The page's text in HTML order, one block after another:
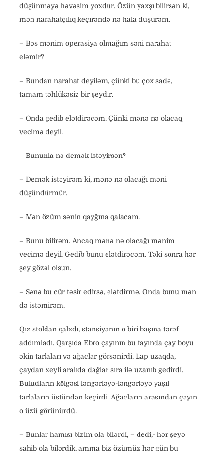
düşünməyə həvəsim yoxdur. Özün yaxşı bilirsən ki,
mən narahatçılıq keçirəndə nə hala düşürəm.
– Bəs mənim operasiya olmağım səni narahat
eləmir?
– Bundan narahat deyiləm, çünki bu çox sadə,
tamam təhlükəsiz bir şeydir.
– Onda gedib elətdirəcəm. Çünki mənə nə olacaq
vecimə deyil.
– Bununla nə demək istəyirsən?
– Demək istəyirəm ki, mənə nə olacağı məni
düşündürmür.
– Mən özüm sənin qayğına qalacam.
– Bunu bilirəm. Ancaq mənə nə olacağı mənim
vecimə deyil. Gedib bunu elətdirəcəm. Təki sonra hər
şey gözəl olsun.
– Sənə bu cür təsir edirsə, elətdirmə. Onda bunu mən
də istəmirəm.
Qız stoldan qalxdı, stansiyanın o biri başına tərəf
addımladı. Qarşıda Ebro çayının bu tayında çay boyu
əkin tarlaları və ağaclar görsənirdi. Lap uzaqda,
çaydan xeyli aralıda dağlar sıra ilə uzanıb gedirdi.
Buludların kölgəsi ləngərləyə-ləngərləyə yaşıl
tarlaların üstündən keçirdi. Ağacların arasından çayın
o üzü görünürdü.
– Bunlar hamısı bizim ola bilərdi, – dedi,- hər şeyə
sahib ola bilərdik, amma biz özümüz hər gün bu